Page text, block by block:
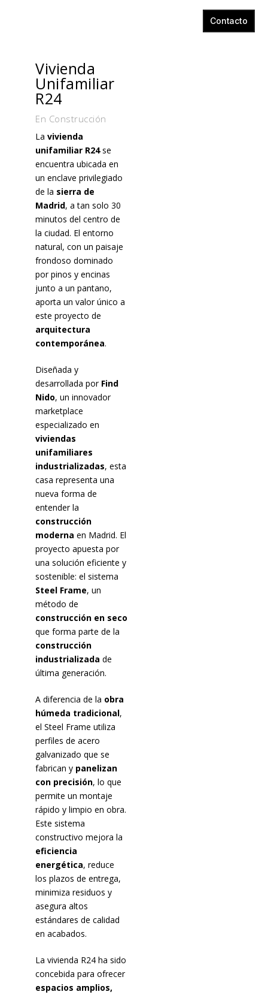
Contacto
Vivienda
Unifamiliar
R24
En Construcción
Lavivienda
unifamiliar R24se
encuentra ubicada en
un enclave privilegiado
de la sierra de
Madrid, a tan solo 30
minutos del centro de
la ciudad. El entorno
natural, con un paisaje
frondoso dominado
por pinos y encinas
junto a un pantano,
aporta un valor único a
este proyecto de
arquitectura
contemporánea.
Diseñada y
desarrollada por Find
Nido, un innovador
marketplace
especializado en
viviendas
unifamiliares
industrializadas, esta
casa representa una
nueva forma de
entender la
construcción
moderna en Madrid. El
proyecto apuesta por
una solución eficiente y
sostenible: el sistema
Steel Frame, un
método de
construcción en seco
que forma parte de la
construcción
industrializada de
última generación.
A diferencia de la obra
húmeda tradicional,
el Steel Frame utiliza
perfiles de acero
galvanizado que se
fabrican y panelizan
con precisión, lo que
permite un montaje
rápido y limpio en obra.
Este sistema
constructivo mejora la
eficiencia
energética, reduce
los plazos de entrega,
minimiza residuos y
asegura altos
estándares de calidad
en acabados.
La vivienda R24 ha sido
concebida para ofrecer
espacios amplios,